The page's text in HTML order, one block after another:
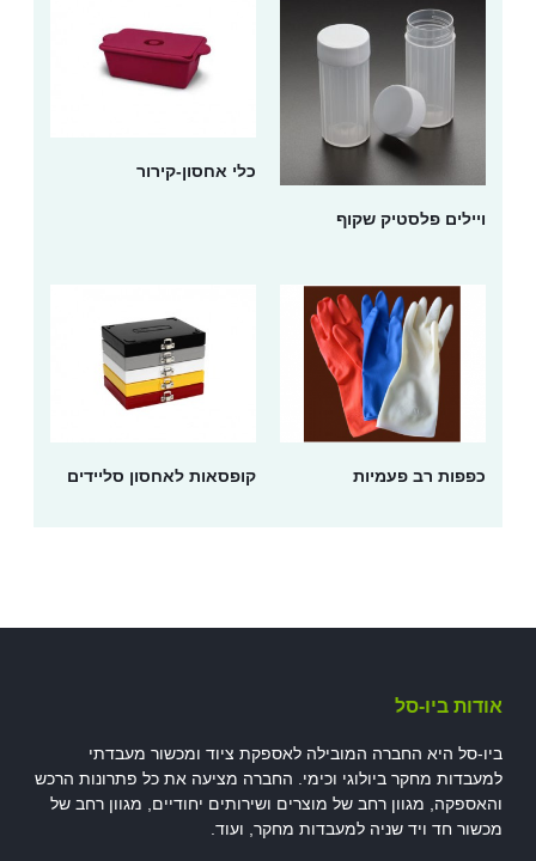
ויילים פלסטיק שקוף
כלי אחסון-קירור
כפפות רב פעמיות קופסאות לאחסון סליידים
אודות ביו-סל
ביו-סל היא החברה המובילה לאספקת ציוד ומכשור מעבדתי
למעבדות מחקר ביולוגי וכימי. החברה מציעה את כל פתרונות הרכש
והאספקה, מגוון רחב של מוצרים ושירותים יחודיים, מגוון רחב של
מכשור חד ויד שניה למעבדות מחקר, ועוד.